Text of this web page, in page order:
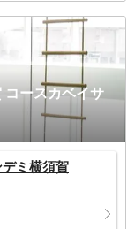
ースカベイサ
ミ横須賀